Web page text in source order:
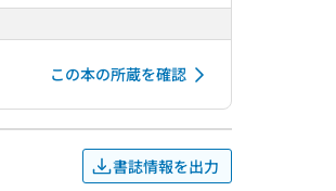
この本の所蔵を確認
書誌情報を出力